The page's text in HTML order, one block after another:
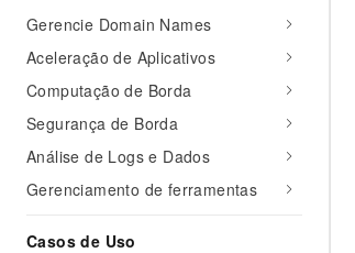
Gerencie Domain Names
Aceleração de Aplicativos
Computação de Borda
Segurança de Borda
Análise de Logs e Dados
Gerenciamento de ferramentas
Casos de Uso